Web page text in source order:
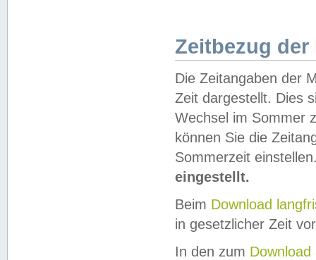
Zeitbezug der
Die Zeitangaben der
Zeit dargestellt. Dies
Wechsel im Sommer
können Sie die
Sommerzeit
eingestellt.
Beim Download
in gesetzlicher Zeit
In den zum Download